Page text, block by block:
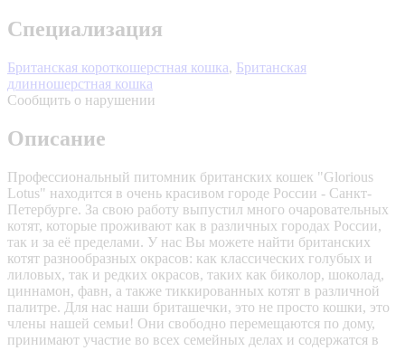
Специализация
Британская короткошерстная кошка, Британская
длинношерстная кошка
Сообщить о нарушении
Описание
Профессиональный питомник британских кошек "Glorious
Lotus" находится в очень красивом городе России - Санкт-
Петербурге. За свою работу выпустил много очаровательных
котят, которые проживают как в различных городах России,
так и за её пределами. У нас Вы можете найти британских
котят разнообразных окрасов: как классических голубых и
лиловых, так и редких окрасов, таких как биколор, шоколад,
циннамон, фавн, а также тиккированных котят в различной
палитре. Для нас наши бриташечки, это не просто кошки, это
члены нашей семьи! Они свободно перемещаются по дому,
принимают участие во всех семейных делах и содержатся в